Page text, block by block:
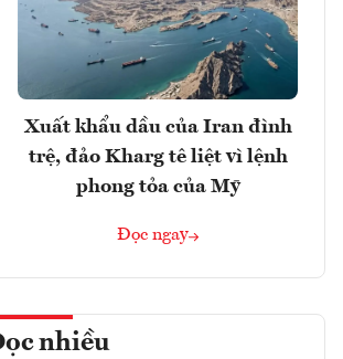
Xuất khẩu dầu của Iran đình
trệ, đảo Kharg tê liệt vì lệnh
phong tỏa của Mỹ
Đọc ngay
nhiều